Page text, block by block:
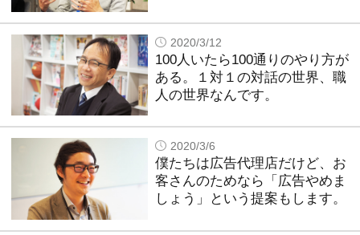
2020/3/12
100人いたら100通りのやり方が
ある。１対１の対話の世界、職
人の世界なんです。
2020/3/6
僕たちは広告代理店だけど、お
客さんのためなら「広告やめま
しょう」という提案もします。